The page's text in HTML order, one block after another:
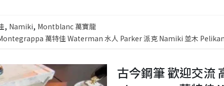
, Namiki, Montblanc 萬寶龍
萬特佳 Waterman 水人 Parker 派克 Namiki 並木
古今鋼筆 歡迎交流